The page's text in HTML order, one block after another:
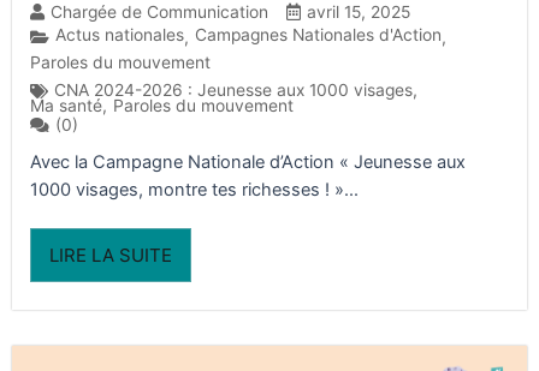
Chargée de Communication
avril 15, 2025
Actus nationales, Campagnes Nationales d'Action,
Paroles du mouvement
CNA 2024-2026 : Jeunesse aux 1000 visages,
Ma santé, Paroles du mouvement
(0)
Avec la Campagne Nationale d’Action « Jeunesse aux
1000 visages, montre tes richesses ! »...
LIRE LA SUITE